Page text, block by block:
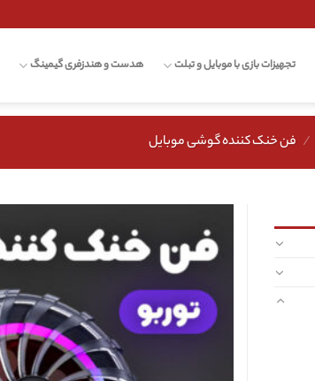
تجهیزات بازی با موبایل و تبلت هدست و هندزفری گیمینگ
/ فن خنک کننده گوشی موبایل